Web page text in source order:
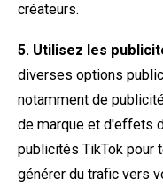
créateurs.
5. Utilisez les
diverses options
notamment de
de marque et d'effets
publicités TikTok pour
générer du trafic vers